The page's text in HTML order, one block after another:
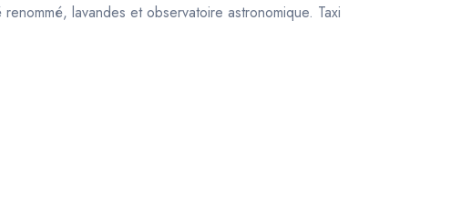
lavandes et observatoire astronomique. Taxi